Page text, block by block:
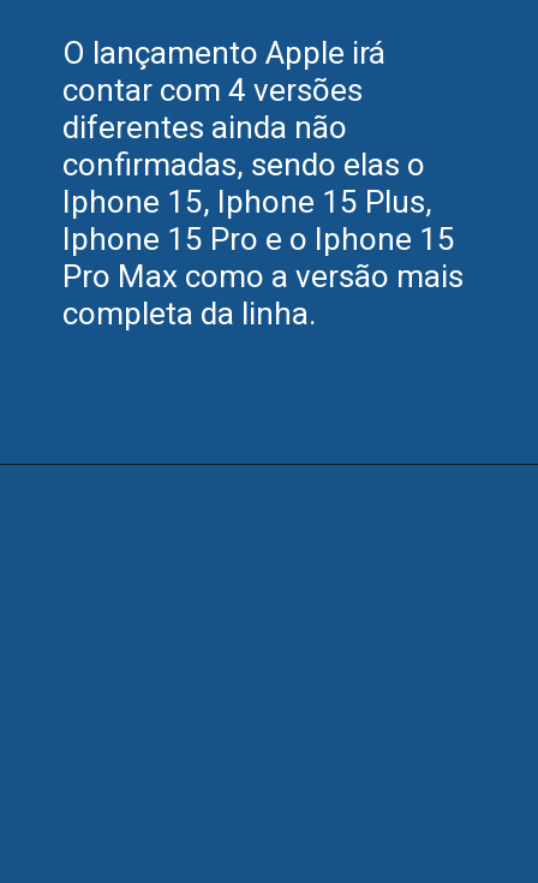
O lançamento Apple irá
contar com 4 versões
diferentes ainda não
confirmadas, sendo elas o
Iphone 15, Iphone 15 Plus,
Iphone 15 Pro e o Iphone 15
Pro Max como a versão mais
completa da linha.